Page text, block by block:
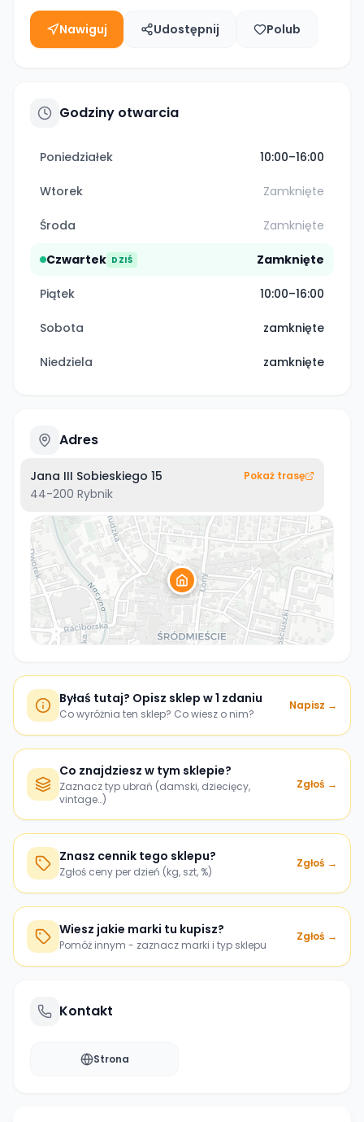
Nawiguj Udostępnij Polub
Godziny otwarcia
Poniedziałek 10:00–16:00
Wtorek Zamknięte
Środa Zamknięte
Czwartek DZIŚ Zamknięte
Piątek 10:00–16:00
Sobota zamknięte
Niedziela zamknięte
Adres
Jana III Sobieskiego 15
44-200 Rybnik
Pokaż trasę
Byłaś tutaj? Opisz sklep w 1 zdaniu
Co wyróżnia ten sklep? Co wiesz o nim?
Napisz →
Co znajdziesz w tym sklepie?
Zaznacz typ ubrań (damski, dziecięcy,
vintage…)
Zgłoś →
Znasz cennik tego sklepu?
Zgłoś ceny per dzień (kg, szt, %)
Zgłoś →
Wiesz jakie marki tu kupisz?
Pomóż innym - zaznacz marki i typ sklepu
Zgłoś →
Kontakt
Strona